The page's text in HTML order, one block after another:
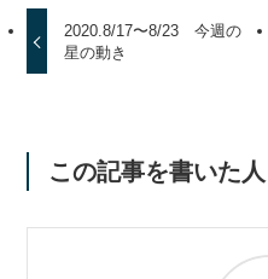
2020.8/17〜8/23 今週の
星の動き
この記事を書いた人